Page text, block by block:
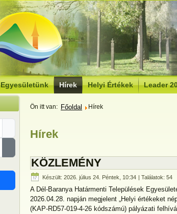
Egyesületünk Hírek Helyi Értékek Leader
Jelszó megjelenítése
Ön itt van: Főoldal Hírek
Hírek
KÖZLEMÉNY
Készült: 2026. július 24. Péntek, 10:34 | Találatok: 54
A Dél-Baranya Határmenti Települések
2026.04.28. napján megjelent „Helyi értékeket
(KAP-RD57-019-4-26 kódszámú) pályázati